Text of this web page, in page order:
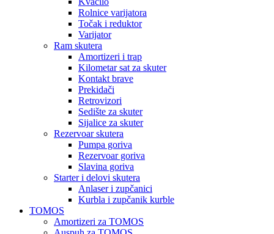
Rolnice varijatora
Točak i reduktor
Varijator
Ram skutera
Amortizeri i trap
Kilometar sat za skuter
Kontakt brave
Prekidači
Retrovizori
Sedište za skuter
Sijalice za skuter
Rezervoar skutera
Pumpa goriva
Rezervoar goriva
Slavina goriva
Starter i delovi skutera
Anlaser i zupčanici
Kurbla i zupčanik kurble
TOMOS
Amortizeri za TOMOS